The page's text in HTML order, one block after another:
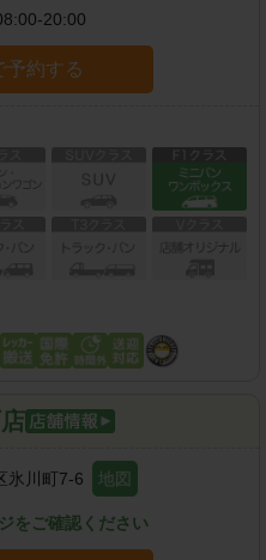
20:00
予約する
氷川町7-6 地図
をご確認ください